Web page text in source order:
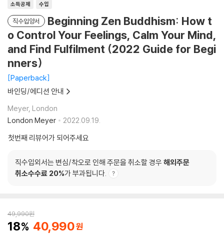
소득공제 수입
직수입양서
Beginning Zen Buddhism: How t
o Control Your Feelings, Calm Your Mind,
and Find Fulfilment (2022 Guide for Begi
nners)
Paperback
바인딩/에디션 안내
Meyer, London
London Meyer
2022.09.19.
첫번째 리뷰어가 되어주세요
직수입외서는 변심/착오로 인해 주문을 취소할 경우 해외주문
취소수수료 20%가 부과됩니다.
49,990원
18 40,990